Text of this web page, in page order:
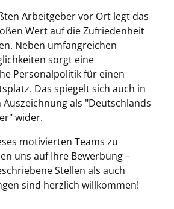
Arbeitgeber vor Ort legt das
Wert auf die Zufriedenheit
Neben umfangreichen
sorgt eine
Personalpolitik für einen
Das spiegelt sich auch in
als "Deutschlands
wider.
motivierten Teams zu
uns auf Ihre Bewerbung –
Stellen als auch
sind herzlich willkommen!